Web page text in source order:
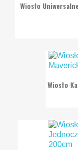
Wiosło
Wiosło